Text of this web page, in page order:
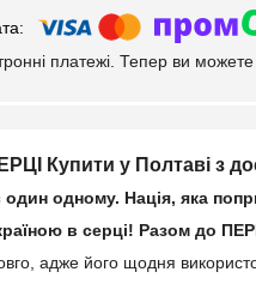
платежі. Тепер ви
Купити у Полтаві з
один одному. Нація, яка
в серці! Разом до
адже його щодня